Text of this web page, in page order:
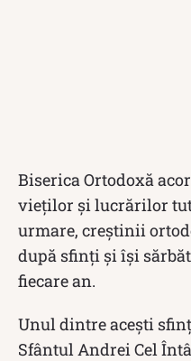
Biserica Ortodoxă
vieților și lucrărilor
urmare, creștinii
după sfinți și își
fiecare an.
Unul dintre acești
Sfântul Andrei Cel